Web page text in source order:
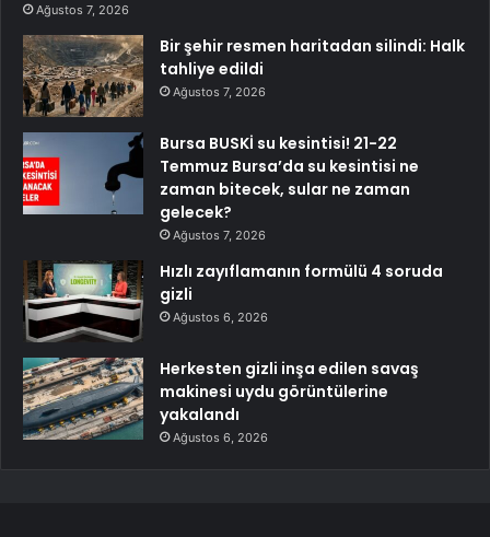
Ağustos 7, 2026
Bir şehir resmen haritadan silindi: Halk
tahliye edildi
Ağustos 7, 2026
Bursa BUSKİ su kesintisi! 21-22
Temmuz Bursa’da su kesintisi ne
zaman bitecek, sular ne zaman
gelecek?
Ağustos 7, 2026
Hızlı zayıflamanın formülü 4 soruda
gizli
Ağustos 6, 2026
Herkesten gizli inşa edilen savaş
makinesi uydu görüntülerine
yakalandı
Ağustos 6, 2026